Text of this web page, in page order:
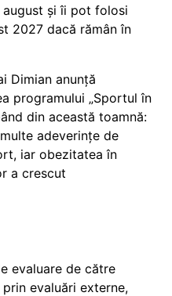
august și îi pot folosi
2027 dacă rămân în
Dimian anunță
programului „Sportul în
din această toamnă:
adeverințe de
iar obezitatea în
a crescut
evaluare de către
evaluări externe,